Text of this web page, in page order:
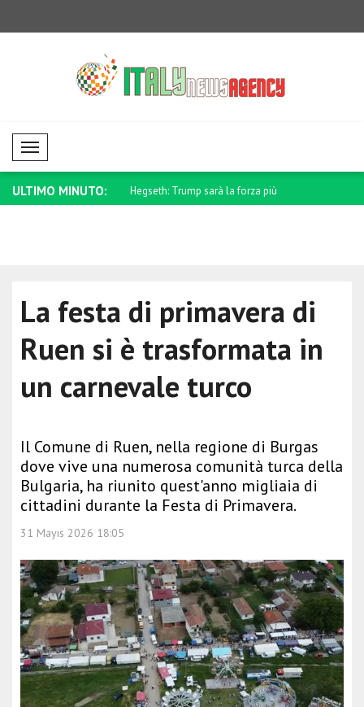
Mobil Menü
ULTIMO MINUTO:
rinnoveremo il Hegseth: Trump sarà la forza più
La festa di primavera di
Ruen si è trasformata in
un carnevale turco
Il Comune di Ruen, nella regione di Burgas
dove vive una numerosa comunità turca della
Bulgaria, ha riunito quest'anno migliaia di
cittadini durante la Festa di Primavera.
31 Mayıs 2026 18:05